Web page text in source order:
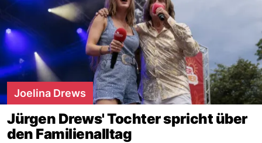
Joelina Drews
Jürgen Drews' Tochter spricht über
den Familienalltag